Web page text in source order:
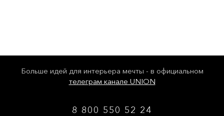
Больше идей для интерьера мечты - в официальном
телеграм канале UNION
8 800 550 52 24